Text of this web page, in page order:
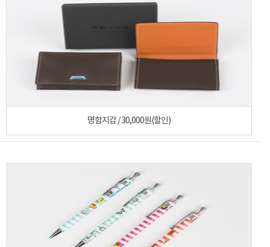
명함지갑 / 30,000원(할인)